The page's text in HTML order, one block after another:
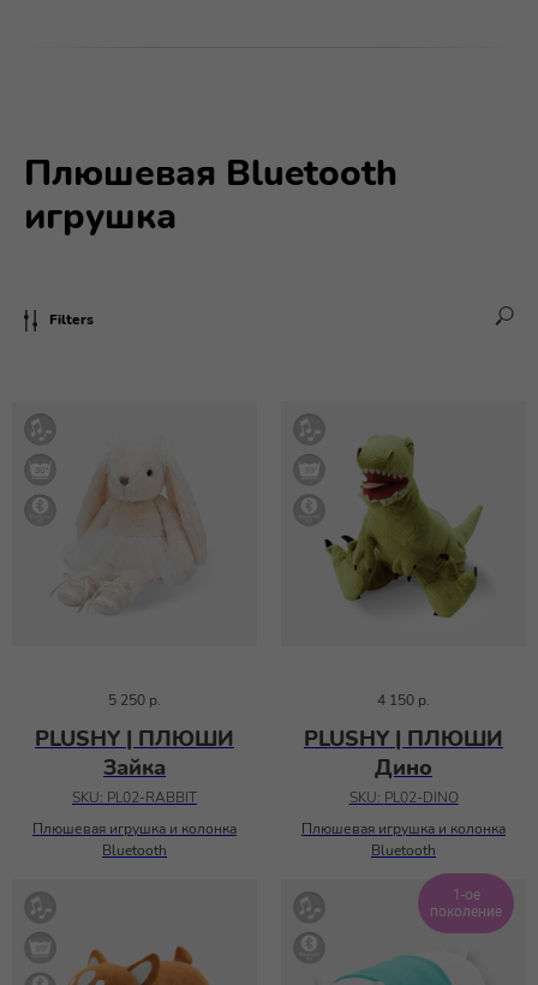
Плюшевая Bluetooth
игрушка
Filters
5 250 р.
PLUSHY | ПЛЮШИ
Зайка
SKU: PL02-RABBIT
Плюшевая игрушка и колонка
Bluetooth
4 150 р.
PLUSHY | ПЛЮШИ
Дино
SKU: PL02-DINO
Плюшевая игрушка и колонка
Bluetooth
1-ое
поколение